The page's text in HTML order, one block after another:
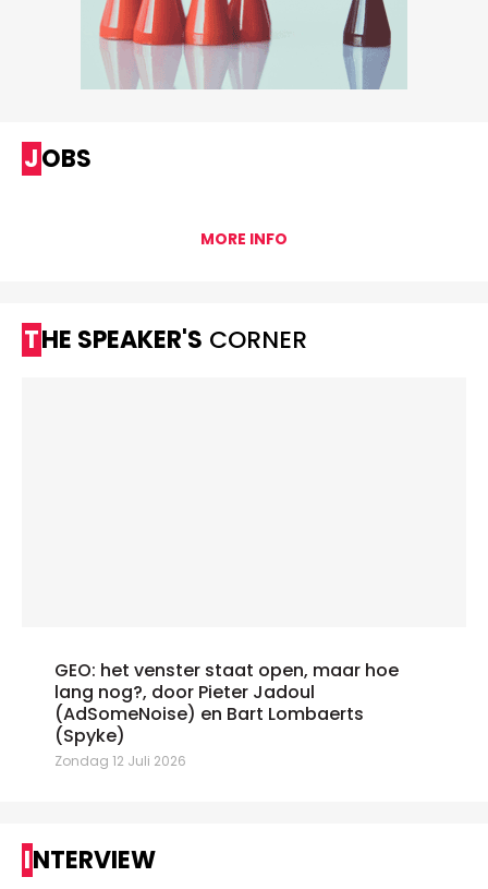
JOBS
MORE INFO
THE SPEAKER'S CORNER
GEO: het venster staat open, maar hoe
lang nog?, door Pieter Jadoul
(AdSomeNoise) en Bart Lombaerts
(Spyke)
Zondag 12 Juli 2026
INTERVIEW